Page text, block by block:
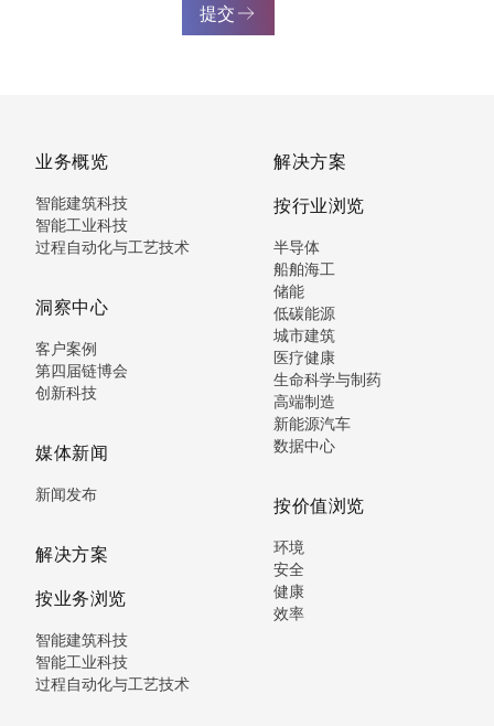
提交
业务概览
智能建筑科技
智能工业科技
过程自动化与工艺技术
洞察中心
客户案例
第四届链博会
创新科技
媒体新闻
新闻发布
解决方案
按业务浏览
智能建筑科技
智能工业科技
过程自动化与工艺技术
解决方案
按行业浏览
半导体
船舶海工
储能
低碳能源
城市建筑
医疗健康
生命科学与制药
高端制造
新能源汽车
数据中心
按价值浏览
环境
安全
健康
效率